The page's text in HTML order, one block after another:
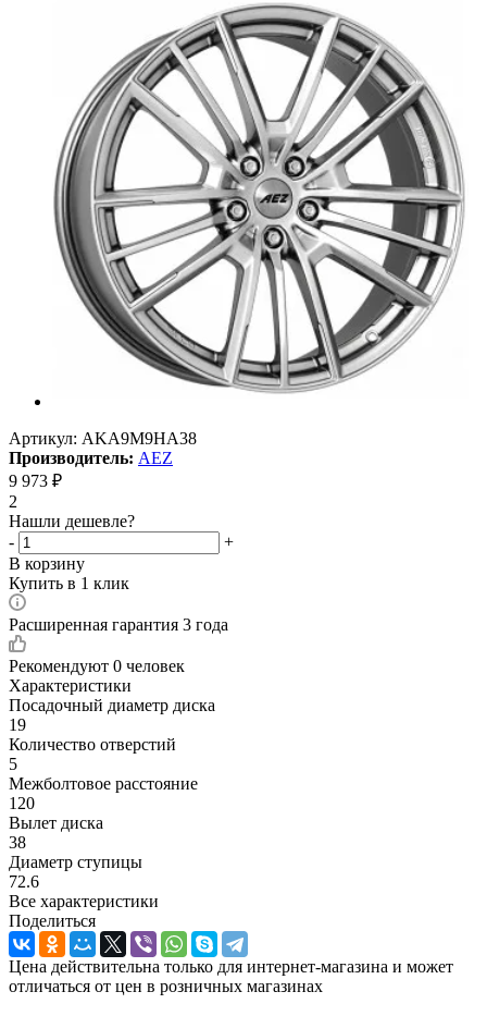
Артикул: AKA9M9HA38
Производитель: AEZ
9 973 ₽
2
Нашли дешевле?
-
+
В корзину
Купить в 1 клик
Расширенная гарантия 3 года
Рекомендуют 0 человек
Характеристики
Посадочный диаметр диска
19
Количество отверстий
5
Межболтовое расстояние
120
Вылет диска
38
Диаметр ступицы
72.6
Все характеристики
Поделиться
Цена действительна только для интернет-магазина и может
отличаться от цен в розничных магазинах